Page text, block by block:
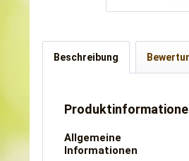
Beschreibung
Allgemeine
Informationen